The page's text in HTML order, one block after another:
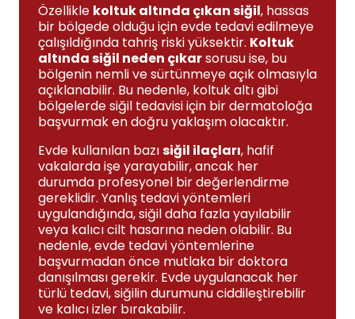
Özellikle koltuk altında çıkan siğil, hassas
bir bölgede olduğu için evde tedavi edilmeye
çalışıldığında tahriş riski yüksektir. Koltuk
altında siğil neden çıkarsorusu ise, bu
bölgenin nemli ve sürtünmeye açık olmasıyla
açıklanabilir. Bu nedenle, koltuk altı gibi
bölgelerde siğil tedavisi için bir dermatoloğa
başvurmak en doğru yaklaşım olacaktır.
Evde kullanılan bazısiğil ilaçları, hafif
vakalarda işe yarayabilir, ancak her
durumda profesyonel bir değerlendirme
gereklidir. Yanlış tedavi yöntemleri
uygulandığında, siğil daha fazla yayılabilir
veya kalıcı cilt hasarına neden olabilir. Bu
nedenle, evde tedavi yöntemlerine
başvurmadan önce mutlaka bir doktora
danışılması gerekir. Evde uygulanacak her
türlü tedavi, siğilin durumunu ciddileştirebilir
ve kalıcı izler bırakabilir.